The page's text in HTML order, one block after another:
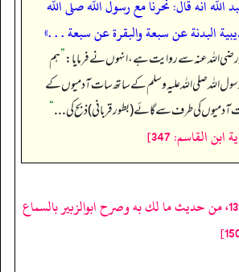
انه قال: نحرنا مع رسول الله صلى الله
البدنة عن سبعة والبقرة عن سبعة . . .»
رضی اللہ عنہ سے روایت ہے، انہوں نے فرمایا:”ہم
اللہ صلی اللہ علیہ وسلم کے ساتھ سات آدمیوں کے
کی طرف سے گائے (بطور قربانی) ذبح کی . . .“
القاسم: 347]
[وأخرجه مسلم 1318/350، من حديث ما لك به وصرح ابوالزبير بالسماع